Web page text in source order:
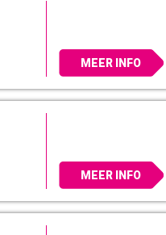
MEER INFO
MEER INFO